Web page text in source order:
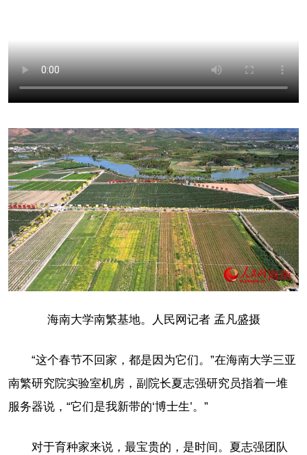
海南大学南繁基地。人民网记者 孟凡盛摄
“这个春节不回家，都是因为它们。”在海南大学三亚
南繁研究院实验室机房，副院长夏志强研究员指着一堆
服务器说，“它们是我新带的‘博士生’。”
对于育种家来说，最宝贵的，是时间。夏志强团队